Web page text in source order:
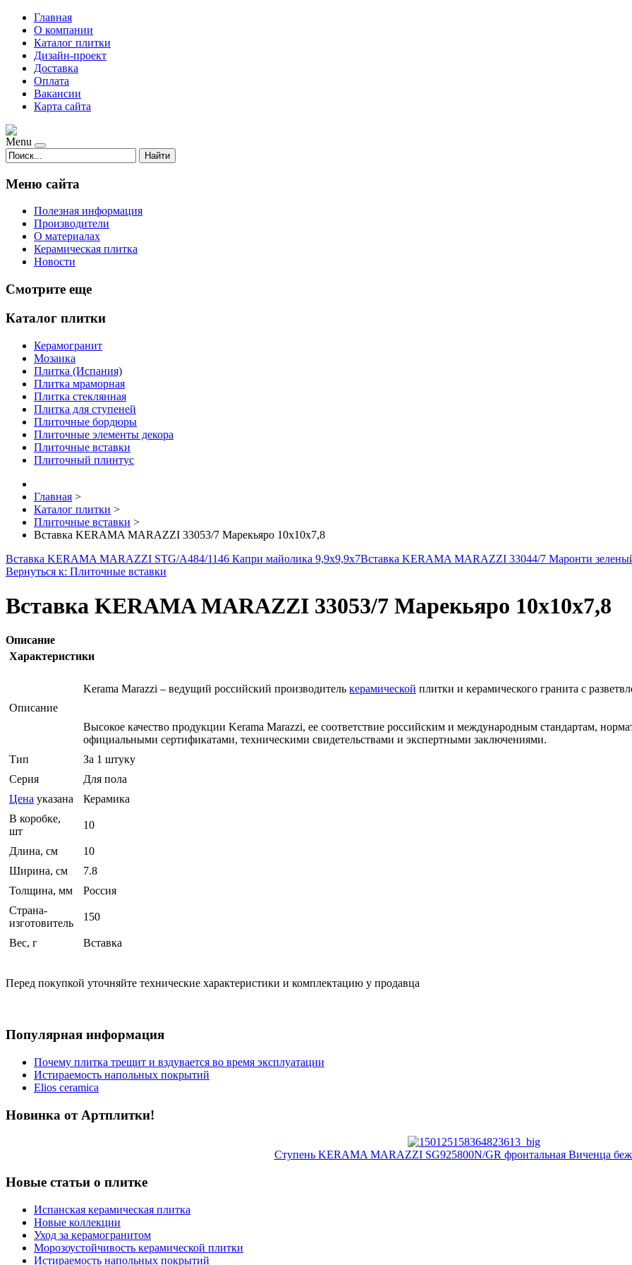
Главная
О компании
Каталог плитки
Дизайн-проект
Доставка
Оплата
Вакансии
Карта сайта
Menu
Найти
Меню сайта
Полезная информация
Производители
О материалах
Керамическая плитка
Новости
Смотрите еще
Каталог плитки
Керамогранит
Мозаика
Плитка (Испания)
Плитка мраморная
Плитка стеклянная
Плитка для ступеней
Плиточные бордюры
Плиточные элементы декора
Плиточные вставки
Плиточный плинтус
Главная >
Каталог плитки >
Плиточные вставки >
Вставка KERAMA MARAZZI 33053/7 Марекьяро 10х10х7,8
Вставка KERAMA MARAZZI STG/A484/1146 Капри майолика 9,9х9,9х7Вставка KERAMA MARAZZI 33044/7 Маронти
Вернуться к: Плиточные вставки
Вставка KERAMA MARAZZI 33053/7 Марекьяро 10х10х7,8
Описание
Характеристики
Описание
Kerama Marazzi – ведущий российский производитель керамической плитки и керамического гранита с
Высокое качество продукции Kerama Marazzi, ее соответствие российским и международным стандартам,
официальными сертификатами, техническими свидетельствами и экспертными заключениями.
Тип
За 1 штуку
Серия
Для пола
Цена указана
Керамика
В коробке,
шт
10
Длина, см
10
Ширина, см
7.8
Толщина, мм
Россия
Страна-
изготовитель
150
Вес, г Вставка
Перед покупкой уточняйте технические характеристики и комплектацию у продавца
Популярная информация
Почему плитка трещит и вздувается во время эксплуатации
Истираемость напольных покрытий
Elios ceramica
Новинка от Артплитки!
Ступень KERAMA MARAZZI SG925800N/GR фронтальная Виченца
Новые статьи о плитке
Испанская керамическая плитка
Новые коллекции
Уход за керамогранитом
Морозоустойчивость керамической плитки
Истираемость напольных покрытий